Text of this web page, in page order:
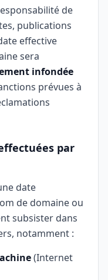
de
publications
effective
sera
infondée
prévues à
par
date
de domaine ou
subsister dans
notamment :
(Internet